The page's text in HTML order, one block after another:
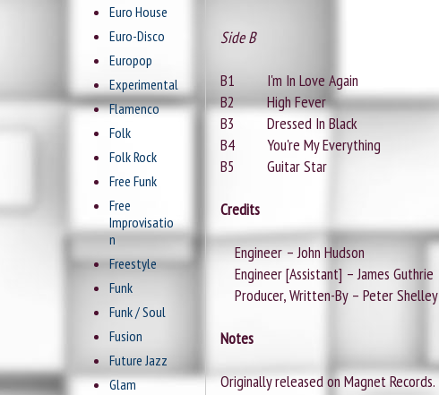
Side B
B1 I'm In Love Again
B2 High Fever
B3 Dressed In Black
B4 You're My Everything
B5 Guitar Star
Credits
Engineer – John Hudson
Engineer [Assistant] – James Guthrie
Producer, Written-By – Peter Shelley
Notes
Originally released on Magnet Records.
Euro House
Euro-Disco
Europop
Experimental
Flamenco
Folk
Folk Rock
Free Funk
Free
Improvisatio
n
Freestyle
Funk
Funk / Soul
Fusion
Future Jazz
Glam